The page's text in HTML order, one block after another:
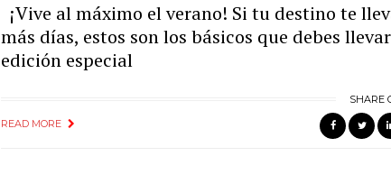
¡Vive al máximo el verano! Si tu destino te
más días, estos son los básicos que debes
edición especial
READ MORE
SHARE